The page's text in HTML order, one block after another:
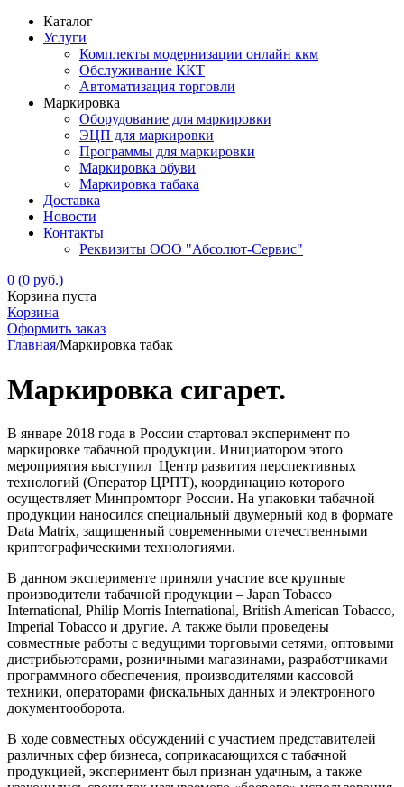
Каталог
Услуги
Комплекты модернизации онлайн ккм
Обслуживание ККТ
Автоматизация торговли
Маркировка
Оборудование для маркировки
ЭЦП для маркировки
Программы для маркировки
Маркировка обуви
Маркировка табака
Доставка
Новости
Контакты
Реквизиты ООО "Абсолют-Сервис"
0 (0 руб.)
Корзина пуста
Корзина
Оформить заказ
Главная/Маркировка табак
Маркировка сигарет.
В январе 2018 года в России стартовал эксперимент по
маркировке табачной продукции. Инициатором этого
мероприятия выступил Центр развития перспективных
технологий (Оператор ЦРПТ), координацию которого
осуществляет Минпромторг России. На упаковки табачной
продукции наносился специальный двумерный код в формате
Data Matrix, защищенный современными отечественными
криптографическими технологиями.
В данном эксперименте приняли участие все крупные
производители табачной продукции – Japan Tobacco
International, Philip Morris International, British American Tobacco,
Imperial Tobacco и другие. А также были проведены
совместные работы с ведущими торговыми сетями, оптовыми
дистрибьюторами, розничными магазинами, разработчиками
программного обеспечения, производителями кассовой
техники, операторами фискальных данных и электронного
документооборота.
В ходе совместных обсуждений с участием представителей
различных сфер бизнеса, соприкасающихся с табачной
продукцией, эксперимент был признан удачным, а также